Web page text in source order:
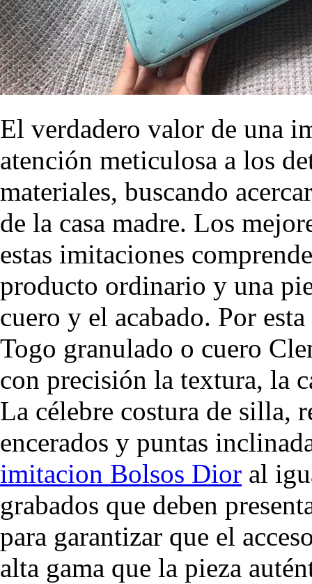
El verdadero valor de una
atención meticulosa a los
materiales, buscando
de la casa madre. Los
estas imitaciones
producto ordinario y una
cuero y el acabado. Por
Togo granulado o cuero
con precisión la textura, la
La célebre costura de silla,
encerados y puntas
imitacion Bolsos Dior al
grabados que deben
para garantizar que el
alta gama que la pieza